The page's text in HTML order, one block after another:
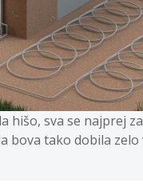
hišo, sva se najprej
bova tako dobila